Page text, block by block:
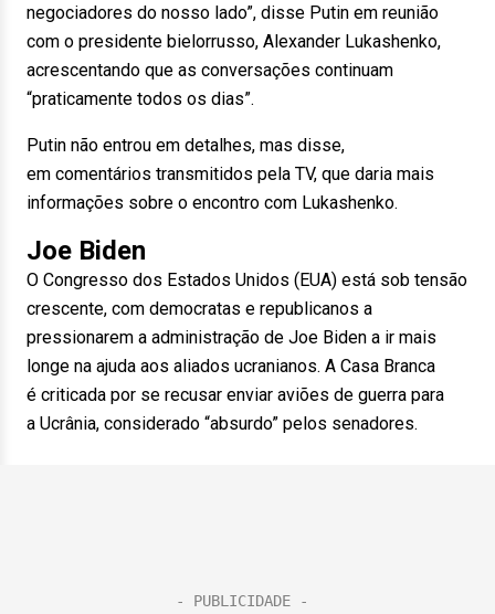
negociadores do nosso lado”, disse Putin em reunião
com o presidente bielorrusso, Alexander Lukashenko,
acrescentando que as conversações continuam
“praticamente todos os dias”.
Putin não entrou em detalhes, mas disse,
em comentários transmitidos pela TV, que daria mais
informações sobre o encontro com Lukashenko.
Joe Biden
O Congresso dos Estados Unidos (EUA) está sob tensão
crescente, com democratas e republicanos a
pressionarem a administração de Joe Biden a ir mais
longe na ajuda aos aliados ucranianos. A Casa Branca
é criticada por se recusar enviar aviões de guerra para
a Ucrânia, considerado “absurdo” pelos senadores.